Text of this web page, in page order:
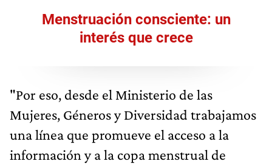
Menstruación consciente: un
interés que crece
"Por eso, desde el Ministerio de las
Mujeres, Géneros y Diversidad trabajamos
una línea que promueve el acceso a la
información y a la copa menstrual de